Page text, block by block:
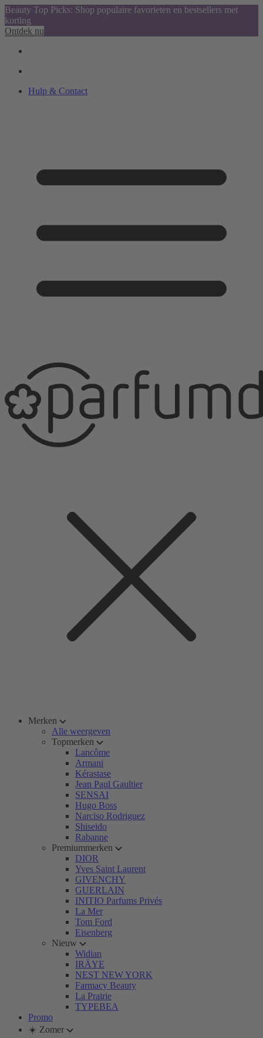
Beauty Top Picks: Shop populaire favorieten en bestsellers met
korting
Ontdek nu
Hulp & Contact
Merken
Alle weergeven
Topmerken
Lancôme
Armani
Kérastase
Jean Paul Gaultier
SENSAI
Hugo Boss
Narciso Rodriguez
Shiseido
Rabanne
Premiummerken
DIOR
Yves Saint Laurent
GIVENCHY
GUERLAIN
INITIO Parfums Privés
La Mer
Tom Ford
Eisenberg
Nieuw
Widian
IRÄYE
NEST NEW YORK
Farmacy Beauty
La Prairie
TYPEBEA
Promo
☀️ Zomer